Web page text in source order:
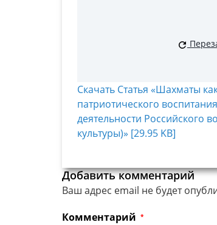
Скачать Статья «Шахматы
патриотического
деятельности Российского
культуры)» [29.95 KB]
Добавить комментарий
Ваш адрес email не будет
Комментарий *